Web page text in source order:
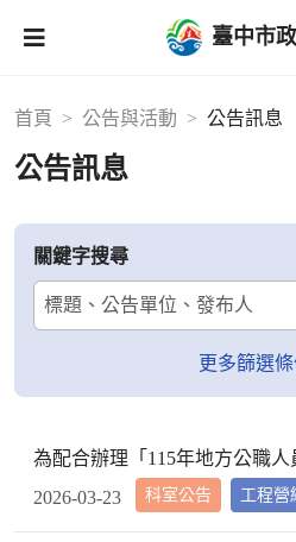
臺中市
首頁 公告與活動 公告訊息
公告訊息
關鍵字搜尋
更多篩選
科室公告 工程營
2026-03-23